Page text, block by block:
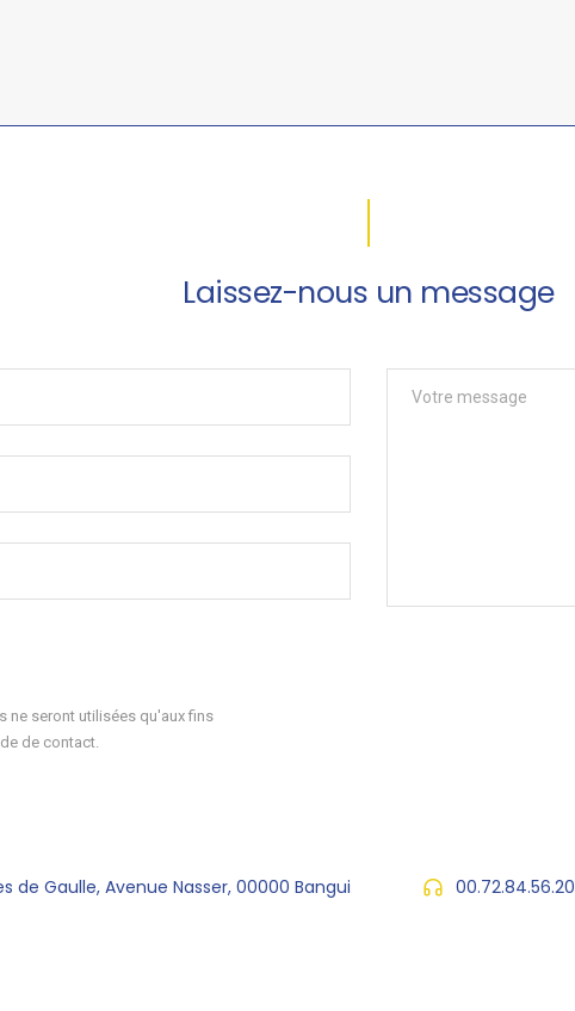
Laissez-nous un message
ne seront utilisées qu'aux fins
de contact.
de Gaulle, Avenue Nasser, 00000 Bangui 00.72.84.56.20